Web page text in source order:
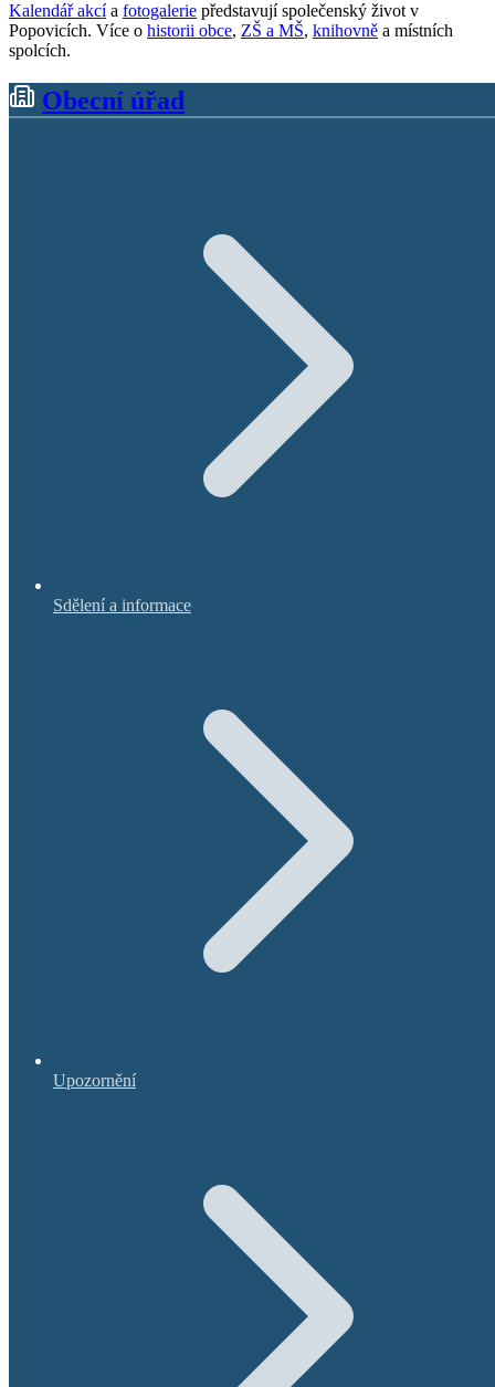
Kalendář akcía fotogalerie představují společenský život v
Popovicích. Více o historii obce, ZŠ a MŠ, knihovně a místních
spolcích.
Obecní úřad
Sdělení a informace
Upozornění